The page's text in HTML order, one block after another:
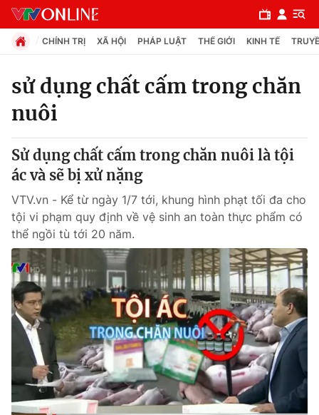
Chuyên mục
Chính trị
Xã hội
Pháp luật
Y tế
Thế giới
Tin tức
Thế giới đó đây
Câu chuyện quốc tế
Kinh tế
Tài chính
Thị trường
Dữ liệu và đời sống
CHÍNH TRỊ XÃ HỘI PHÁP LUẬT THẾ GIỚI KINH TẾ
sử dụng chất cấm trong chăn
nuôi
Sử dụng chất cấm trong chăn nuôi là tội
ác và sẽ bị xử nặng
VTV.vn - Kể từ ngày 1/7 tới, khung hình phạt tối đa cho
tội vi phạm quy định về vệ sinh an toàn thực phẩm có
thể ngồi tù tới 20 năm.